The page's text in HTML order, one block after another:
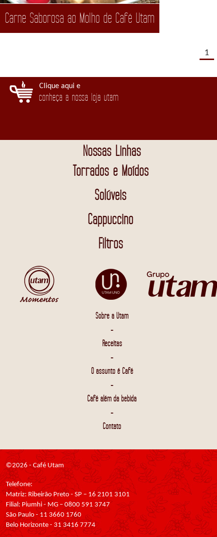
Carne Saborosa ao Molho de Café Utam
1
Clique aqui e
conheça a nossa loja utam
Nossas Linhas
Torrados e Moídos
Solúveis
Cappuccino
Filtros
Sobre a Utam
-
Receitas
-
O assunto é Café
-
Café além da bebida
-
Contato
©2026 - Café Utam
Telefone:
Matriz: Ribeirão Preto - SP – 16 2101 3101
Filial: Piumhi - MG – 0800 591 3747
São Paulo - 11 3660 1760
Belo Horizonte - 31 3416 7774